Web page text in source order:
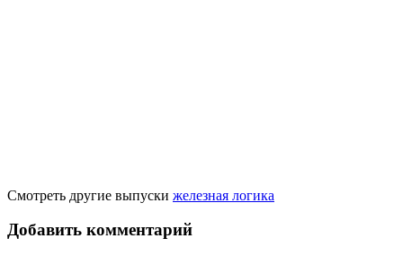
Смотреть другие выпуски железная логика
Добавить комментарий